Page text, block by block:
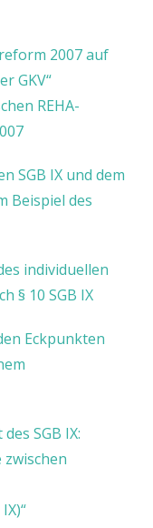
2007 auf
GKV“
REHA-
SGB IX und dem
Beispiel des
individuellen
§ 10 SGB IX
Eckpunkten
SGB IX: